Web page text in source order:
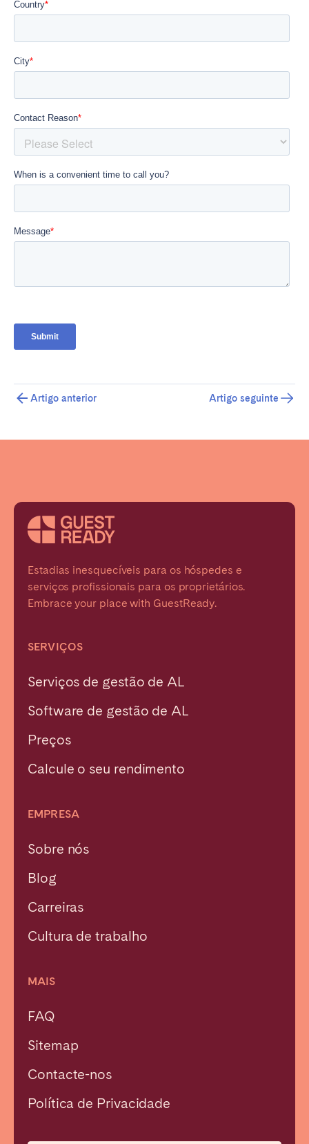
Artigo anterior Artigo seguinte
Estadias inesquecíveis para os hóspedes e
serviços profissionais para os proprietários.
Embrace your place with GuestReady.
SERVIÇOS
Serviços de gestão de AL
Software de gestão de AL
Preços
Calcule o seu rendimento
EMPRESA
Sobre nós
Blog
Carreiras
Cultura de trabalho
MAIS
FAQ
Sitemap
Contacte-nos
Política de Privacidade